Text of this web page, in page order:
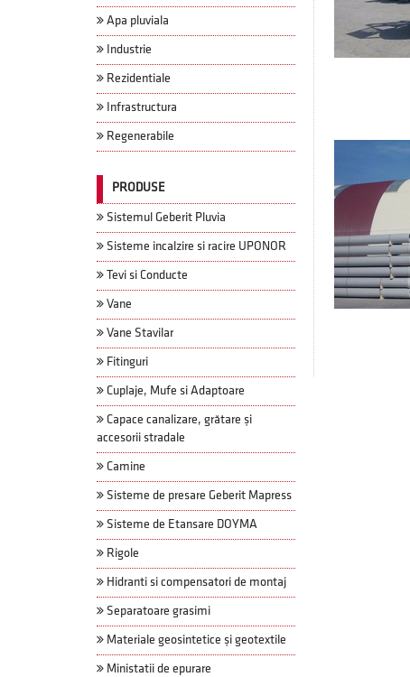
Apa pluviala
Industrie
Rezidentiale
Infrastructura
Regenerabile
PRODUSE
Sistemul Geberit Pluvia
Sisteme incalzire si racire UPONOR
Tevi si Conducte
Vane
Vane Stavilar
Fitinguri
Cuplaje, Mufe si Adaptoare
Capace canalizare, grătare și
accesorii stradale
Camine
Sisteme de presare Geberit Mapress
Sisteme de Etansare DOYMA
Rigole
Hidranti si compensatori de montaj
Separatoare grasimi
Materiale geosintetice și geotextile
Ministatii de epurare